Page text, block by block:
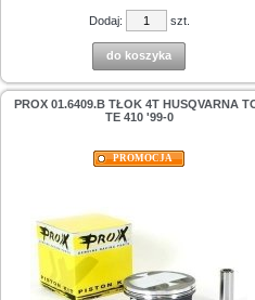
Dodaj: szt.
do koszyka
PROX 01.6409.B TŁOK 4T HUSQVARNA
TE 410 '99-0
PROMOCJA